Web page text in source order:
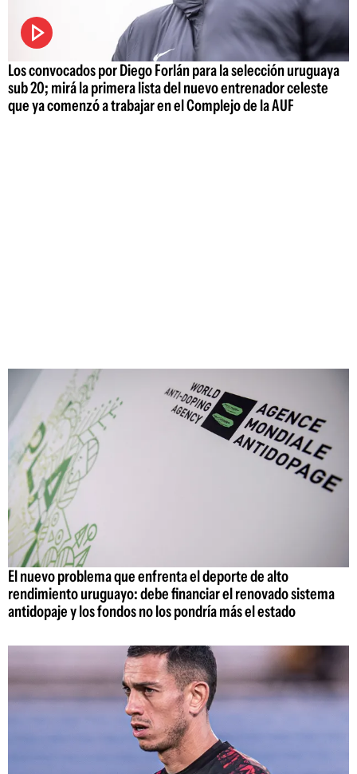
Los convocados por Diego Forlán para la selección uruguaya
sub 20; mirá la primera lista del nuevo entrenador celeste
que ya comenzó a trabajar en el Complejo de la AUF
El nuevo problema que enfrenta el deporte de alto
rendimiento uruguayo: debe financiar el renovado sistema
antidopaje y los fondos no los pondría más el estado